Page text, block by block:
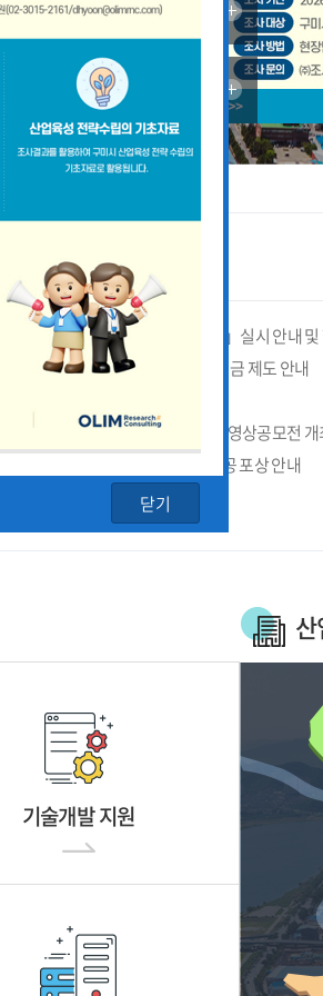
닫기
공지사항
「2026년 구미시 제조기업 실태조사」실시 안내
[장애인복지과] 장애인 고용개선 장려금 제도 안내
제5회 Galaxy 사진공모전& 제4회 LG 영상공모전 개
2026년 가족친화 우수기업 · 기관 유공 포상 안내
2026년 가족친화기업 인증 신청 안내
기술개발 지원